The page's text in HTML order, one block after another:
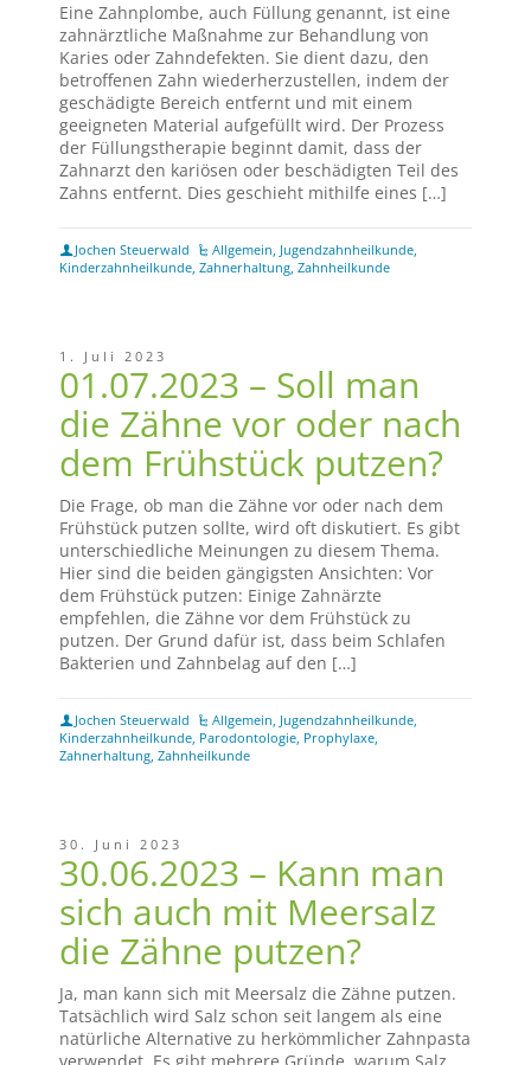
Eine Zahnplombe, auch Füllung genannt, ist eine
zahnärztliche Maßnahme zur Behandlung von
Karies oder Zahndefekten. Sie dient dazu, den
betroffenen Zahn wiederherzustellen, indem der
geschädigte Bereich entfernt und mit einem
geeigneten Material aufgefüllt wird. Der Prozess
der Füllungstherapie beginnt damit, dass der
Zahnarzt den kariösen oder beschädigten Teil des
Zahns entfernt. Dies geschieht mithilfe eines […]
Jochen Steuerwald Allgemein, Jugendzahnheilkunde,
Kinderzahnheilkunde, Zahnerhaltung, Zahnheilkunde
1. Juli 2023
01.07.2023 – Soll man
die Zähne vor oder nach
dem Frühstück putzen?
Die Frage, ob man die Zähne vor oder nach dem
Frühstück putzen sollte, wird oft diskutiert. Es gibt
unterschiedliche Meinungen zu diesem Thema.
Hier sind die beiden gängigsten Ansichten: Vor
dem Frühstück putzen: Einige Zahnärzte
empfehlen, die Zähne vor dem Frühstück zu
putzen. Der Grund dafür ist, dass beim Schlafen
Bakterien und Zahnbelag auf den […]
Jochen Steuerwald Allgemein, Jugendzahnheilkunde,
Kinderzahnheilkunde, Parodontologie, Prophylaxe,
Zahnerhaltung, Zahnheilkunde
30. Juni 2023
30.06.2023 – Kann man
sich auch mit Meersalz
die Zähne putzen?
Ja, man kann sich mit Meersalz die Zähne putzen.
Tatsächlich wird Salz schon seit langem als eine
natürliche Alternative zu herkömmlicher Zahnpasta